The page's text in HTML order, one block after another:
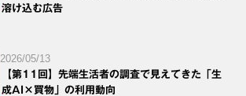
溶け込む広告
2026/05/13
【第11回】先端生活者の調査で見えてきた「生
成AI×買物」の利用動向